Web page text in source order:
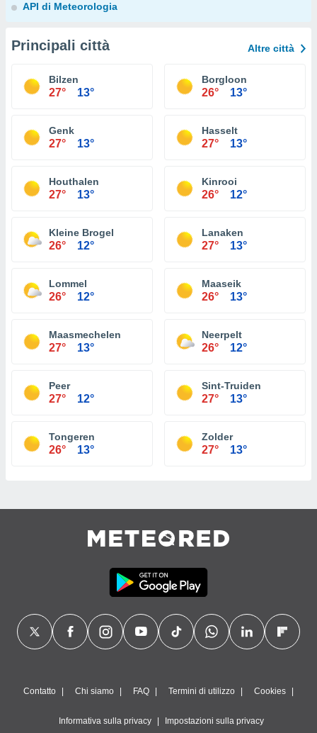
API di Meteorologia
Principali città Altre città
Bilzen
27° 13°
Borgloon
26° 13°
Genk
27° 13°
Hasselt
27° 13°
Houthalen
27° 13°
Kinrooi
26° 12°
Kleine Brogel
26° 12°
Lanaken
27° 13°
Lommel
26° 12°
Maaseik
26° 13°
Maasmechelen
27° 13°
Neerpelt
26° 12°
Peer
27° 12°
Sint-Truiden
27° 13°
Tongeren
26° 13°
Zolder
27° 13°
Contatto Chi siamo FAQ Termini di utilizzo Cookies
Informativa sulla privacy Impostazioni sulla privacy